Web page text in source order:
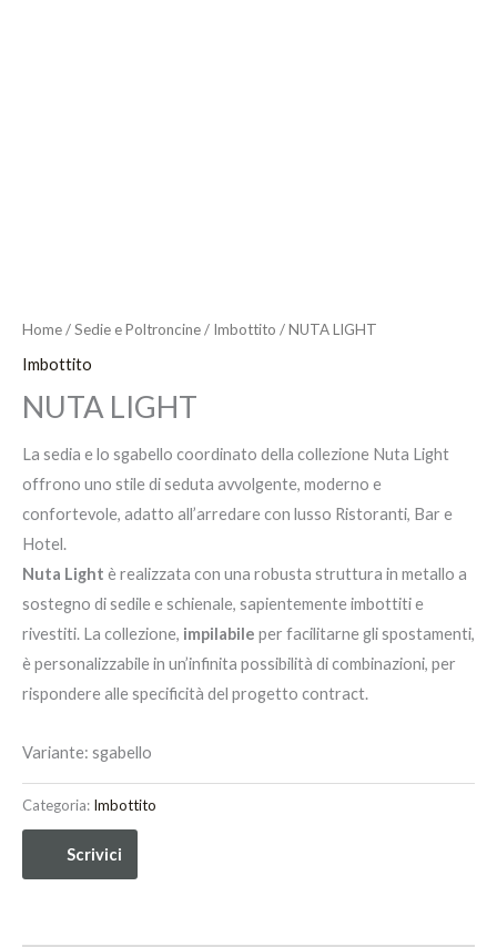
Home/Sedie e Poltroncine/ Imbottito / NUTA LIGHT
Imbottito
NUTA LIGHT
La sedia e lo sgabello coordinato della collezione Nuta Light
offrono uno stile di seduta avvolgente, moderno e
confortevole, adatto all’arredare con lusso Ristoranti, Bar e
Hotel.
Nuta Light è realizzata con una robusta struttura in metallo a
sostegno di sedile e schienale, sapientemente imbottiti e
rivestiti. La collezione, impilabile per facilitarne gli spostamenti,
è personalizzabile in un’infinita possibilità di combinazioni, per
rispondere alle specificità del progetto contract.
Variante: sgabello
Categoria: Imbottito
Scrivici